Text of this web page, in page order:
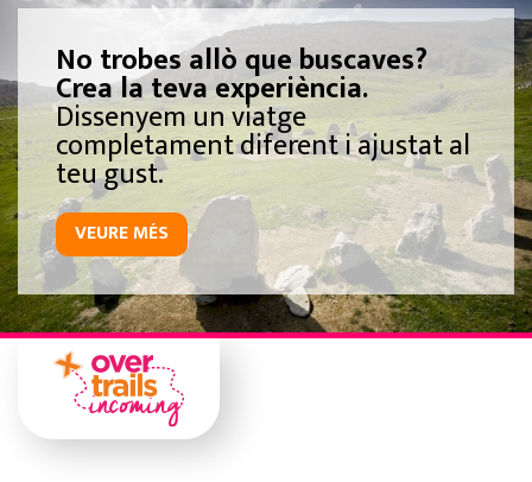
No trobes allò que buscaves?
Crea la teva experiència.
Dissenyem un viatge
completament diferent i ajustat al
teu gust.
VEURE MÉS